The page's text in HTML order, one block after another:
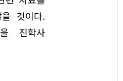
것이다.
진학사